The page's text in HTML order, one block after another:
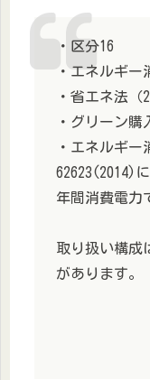
・区分16
・エネルギ
・省エネ法
・グリーン
・エネルギ
62623(2014)
年間消費電力
取り扱い構成
があります。